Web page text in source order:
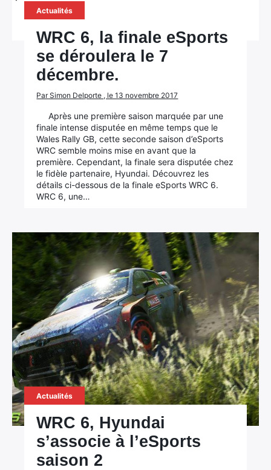
Actualités
WRC 6, la finale eSports
se déroulera le 7
décembre.
Par Simon Delporte , le 13 novembre 2017
Après une première saison marquée par une
finale intense disputée en même temps que le
Wales Rally GB, cette seconde saison d’eSports
WRC semble moins mise en avant que la
première. Cependant, la finale sera disputée chez
le fidèle partenaire, Hyundai. Découvrez les
détails ci-dessous de la finale eSports WRC 6.
WRC 6, une…
Actualités
WRC 6, Hyundai
s’associe à l’eSports
saison 2